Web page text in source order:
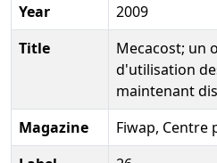
Year
2009
Title
Mecacost; un
d'utilisation
maintenant
Magazine
Fiwap,